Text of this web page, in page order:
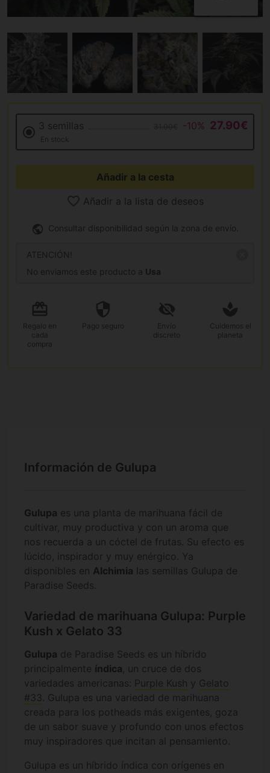
3 semillas -10% 27.90€
En stock
Añadir a la cesta
Añadir a la lista de deseos
Consultar disponibilidad según la zona de envío.
ATENCIÓN!
No enviamos este producto a Usa
Regalo en
cada
compra
Pago seguro
Envío
discreto
Cuidemos el
planeta
Información de Gulupa
Gulupa es una planta de marihuana fácil de
cultivar, muy productiva y con un aroma que
nos recuerda a un cóctel de frutas. Su efecto es
lúcido, inspirador y muy enérgico. Ya
disponibles en Alchimia las semillas Gulupa de
Paradise Seeds.
Variedad de marihuana Gulupa: Purple
Kush x Gelato 33
Gulupa de Paradise Seeds es un híbrido
principalmente índica, un cruce de dos
variedades americanas: Purple Kush y Gelato
#33. Gulupa es una variedad de marihuana
creada para los potheads más exigentes, goza
de un sabor suave y profundo con unos efectos
muy inspiradores que incitan al pensamiento.
Gulupa es un híbrido índica con orígenes en